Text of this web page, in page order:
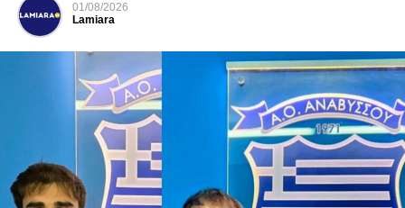
01/08/2026
Lamiara